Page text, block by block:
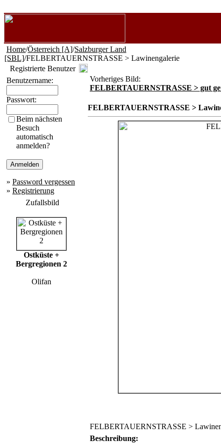
Home/Österreich [A]/Salzburger Land
[SBL]/FELBERTAUERNSTRASSE > Lawinengalerie
Registrierte Benutzer
Benutzername:
Passwort:
Beim nächsten
Besuch
automatisch
anmelden?
» Password vergessen
» Registrierung
Zufallsbild
Ostküste +
Bergregionen 2
Olifan
Vorheriges Bild:
FELBERTAUERNSTRASSE > gut
FELBERTAUERNSTRASSE >
FELBERTAUERNSTRASSE >
Beschreibung: